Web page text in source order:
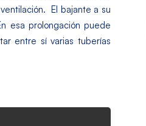
El bajante a su
esa prolongación puede
entre sí varias tuberías